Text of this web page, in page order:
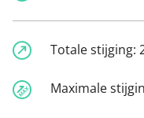
Totale stijging:
Maximale